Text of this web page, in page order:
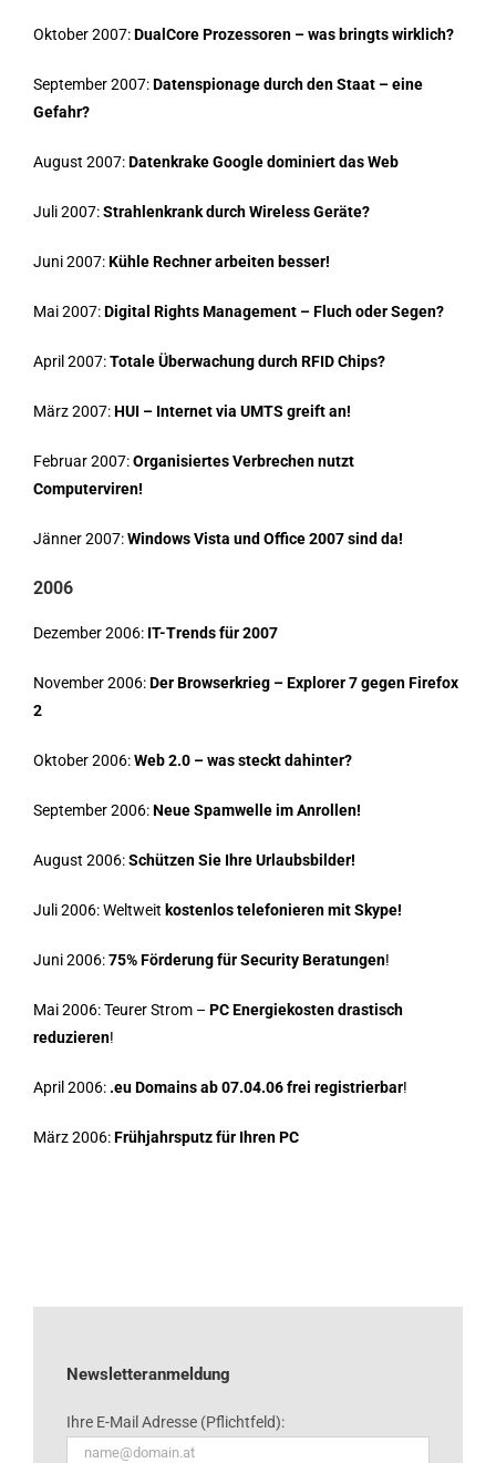
Oktober 2007:DualCore Prozessoren – was bringts wirklich?
September 2007:Datenspionage durch den Staat – eine
Gefahr?
August 2007:Datenkrake Google dominiert das Web
Juli 2007:Strahlenkrank durch Wireless Geräte?
Juni 2007:Kühle Rechner arbeiten besser!
Mai 2007:Digital Rights Management – Fluch oder Segen?
April 2007:Totale Überwachung durch RFID Chips?
März 2007:HUI – Internet via UMTS greift an!
Februar 2007:Organisiertes Verbrechen nutzt
Computerviren!
Jänner 2007:Windows Vista und Office 2007 sind da!
2006
Dezember 2006: IT-Trends für 2007
November 2006:Der Browserkrieg – Explorer 7 gegen Firefox
2
Oktober 2006:Web 2.0 – was steckt dahinter?
September 2006:Neue Spamwelle im Anrollen!
August 2006:Schützen Sie Ihre Urlaubsbilder!
Juli 2006: Weltweit kostenlos telefonieren mit Skype!
Juni 2006:75% Förderung für Security Beratungen!
Mai 2006: Teurer Strom – PC Energiekosten drastisch
reduzieren!
April 2006: .eu Domains ab 07.04.06 frei registrierbar!
März 2006:Frühjahrsputz für Ihren PC
Newsletteranmeldung
Ihre E-Mail Adresse (Pflichtfeld):